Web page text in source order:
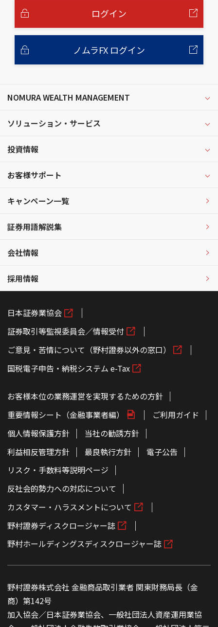
ログイン
ノムラFX ログイン
NOMURA WEALTH MANAGEMENT
ソリューション・サービス
投資情報
お客様サポート
キャンペーン一覧
証券用語解説集
会社情報
採用情報
日本証券業協会
証券取引等監視委員会／情報受付
ご意見・苦情について（野村證券以外の窓口）
国税電子申告・納税システム e-Tax
お客様本位の業務運営を実現するための方針
重要情報シート（金融事業者編）
ご利用ガイド
個人情報保護方針
当社の勧誘方針
利益相反管理方針
最良執行方針
電子公告
リスク・手数料等説明ページ
反社会的勢力への対応について
カスタマー・ハラスメントについて
野村證券ディスクロージャー誌
野村ホールディングスディスクロージャー誌
野村證券株式会社 金融商品取引業者 関東財務局長（金
商）第142号
加入協会／日本証券業協会、一般社団法人資産運用業協